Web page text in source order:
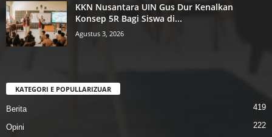
KKN Nusantara UIN Gus Dur Kenalkan
Konsep 5R Bagi Siswa di...
Agustus 3, 2026
KATEGORI E POPULLARIZUAR
Berita 419
Opini 222